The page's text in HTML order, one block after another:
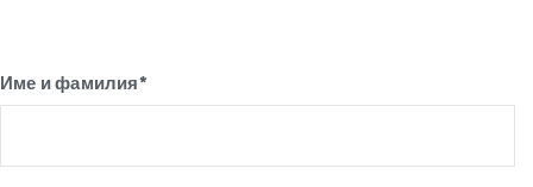
Име и фамилия*